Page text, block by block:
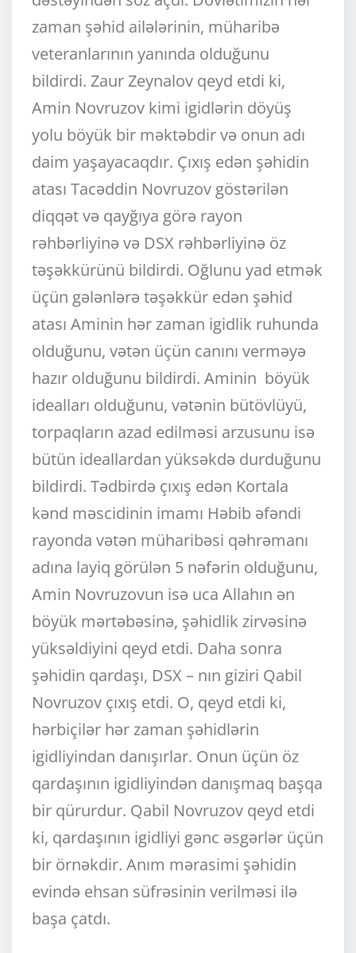
zaman şəhid ailələrinin, müharibə
veteranlarının yanında olduğunu
bildirdi. Zaur Zeynalov qeyd etdi ki,
Amin Novruzov kimi igidlərin döyüş
yolu böyük bir məktəbdir və onun adı
daim yaşayacaqdır. Çıxış edən şəhidin
atası Tacəddin Novruzov göstərilən
diqqət və qayğıya görə rayon
rəhbərliyinə və DSX rəhbərliyinə öz
təşəkkürünü bildirdi. Oğlunu yad etmək
üçün gələnlərə təşəkkür edən şəhid
atası Aminin hər zaman igidlik ruhunda
olduğunu, vətən üçün canını verməyə
hazır olduğunu bildirdi. Aminin böyük
idealları olduğunu, vətənin bütövlüyü,
torpaqların azad edilməsi arzusunu isə
bütün ideallardan yüksəkdə durduğunu
bildirdi. Tədbirdə çıxış edən Kortala
kənd məscidinin imamı Həbib əfəndi
rayonda vətən müharibəsi qəhrəmanı
adına layiq görülən 5 nəfərin olduğunu,
Amin Novruzovun isə uca Allahın ən
böyük mərtəbəsinə, şəhidlik zirvəsinə
yüksəldiyini qeyd etdi. Daha sonra
şəhidin qardaşı, DSX – nın giziri Qabil
Novruzov çıxış etdi. O, qeyd etdi ki,
hərbiçilər hər zaman şəhidlərin
igidliyindan danışırlar. Onun üçün öz
qardaşının igidliyindən danışmaq başqa
bir qürurdur. Qabil Novruzov qeyd etdi
ki, qardaşının igidliyi gənc əsgərlər üçün
bir örnəkdir. Anım mərasimi şəhidin
evində ehsan süfrəsinin verilməsi ilə
başa çatdı.